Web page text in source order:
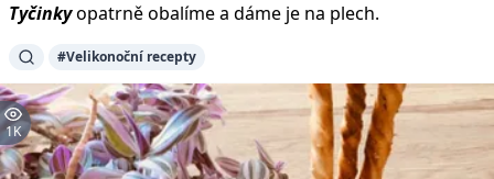
Tyčinkyopatrně obalíme a dáme je na plech.
#Velikonoční recepty
1K